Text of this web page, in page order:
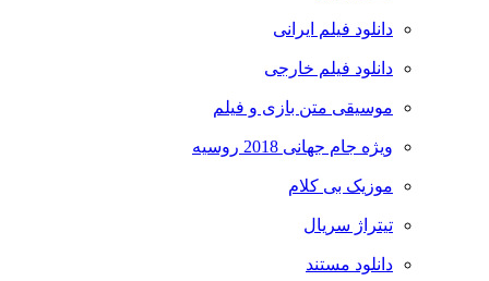
دانلود فیلم ایرانی
دانلود فیلم خارجی
موسیقی متن بازی و فیلم
ویژه جام جهانی 2018 روسیه
موزیک بی کلام
تیتراژ سریال
دانلود مستند